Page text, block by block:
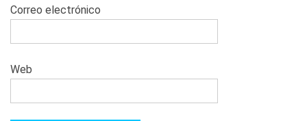
Correo electrónico
Web